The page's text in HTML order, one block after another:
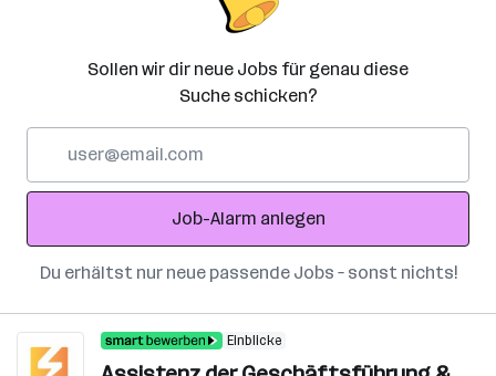
Sollen wir dir neue Jobs für genau diese
Suche schicken?
Adresse
Job-Alarm anlegen
Du erhältst nur neue passende Jobs – sonst nichts!
Einblicke